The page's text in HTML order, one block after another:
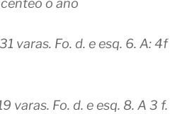
ó ano
varas. Fo. d. e esq. 6. A: 4f
varas. Fo. d. e esq. 8. A 3 f.